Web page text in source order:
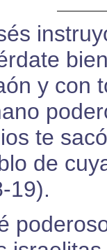
y con
te
de
19).